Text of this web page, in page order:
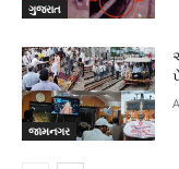
ગુજરાત
જામનગર